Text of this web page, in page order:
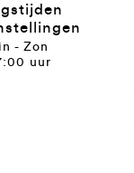
- Zon
uur